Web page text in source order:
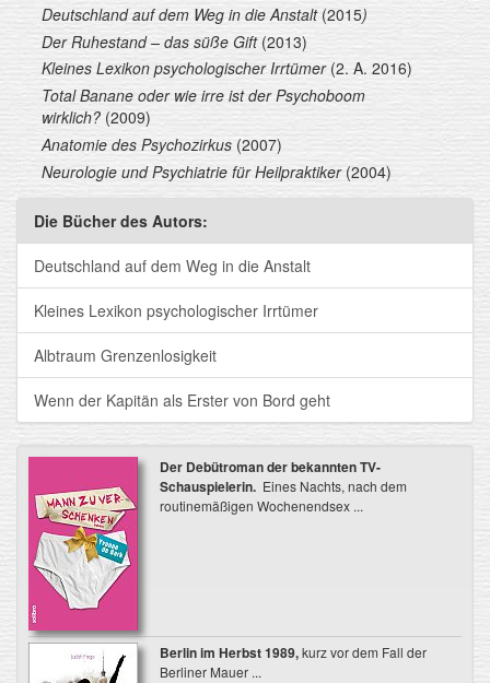
Deutschland auf dem Weg in die Anstalt(2015)
Der Ruhestand – das süße Gift (2013)
Kleines Lexikon psychologischer Irrtümer (2. A. 2016)
Total Banane oder wie irre ist der Psychoboom
wirklich? (2009)
Anatomie des Psychozirkus(2007)
Neurologie und Psychiatrie für Heilpraktiker (2004)
Die Bücher des Autors:
Deutschland auf dem Weg in die Anstalt
Kleines Lexikon psychologischer Irrtümer
Albtraum Grenzenlosigkeit
Wenn der Kapitän als Erster von Bord geht
Der Debütroman der bekannten TV-
Schauspielerin.Eines Nachts, nach dem
routinemäßigen Wochenendsex ...
Berlin im Herbst 1989,kurz vor dem Fall der
Berliner Mauer ...